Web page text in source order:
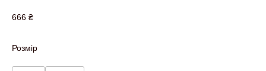
666 ₴
Розмір